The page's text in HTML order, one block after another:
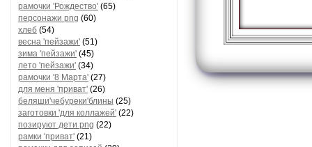
рамочки 'Рождество' (65)
персонажи png (60)
хлеб (54)
весна 'пейзажи' (51)
зима 'пейзажи' (45)
лето 'пейзажи' (34)
рамочки '8 Марта' (27)
для меня 'приват' (26)
беляши'чебуреки'блины (25)
заготовки 'для коллажей' (22)
позируют дети png (22)
рамки 'приват' (21)